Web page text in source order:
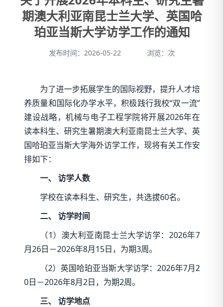
期澳大利亚南昆士兰大学、英国哈
珀亚当斯大学访学工作的通知
发布时间：2026-05-22 浏览： 次
为了进一步拓展学生的国际视野，提升人才培
养质量和国际化办学水平，积极践行我校“双一流”
建设战略，机械与电子工程学院将开展2026年在
读本科生、研究生暑期澳大利亚南昆士兰大学、英
国哈珀亚当斯大学海外访学工作，现将有关工作安
排如下：
一、 访学人数
学校在读本科生、研究生，共选拔60名。
二、 访学时间
（1）澳大利亚南昆士兰大学访学：2026年7
月26日－2026年8月15日，为期3周。
（2）英国哈珀亚当斯大学访学：2026年7月2
0日－2026年8月2日，为期2周。
三、 访学地点